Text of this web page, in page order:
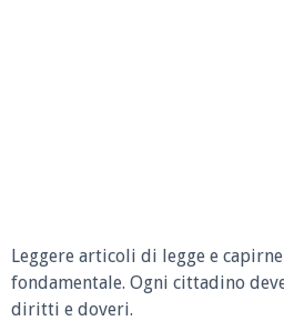
Leggere articoli di legge e
fondamentale. Ogni cittadino
diritti e doveri.